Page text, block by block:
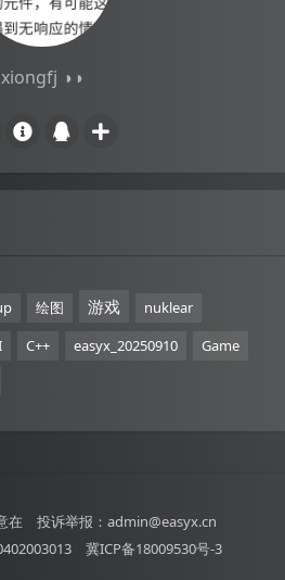
xiongfj ◑◑
绘图 游戏
nuklear
C++ easyx_20250910
Game
在 投诉举报：admin@easyx.cn
冀ICP备18009530号-3